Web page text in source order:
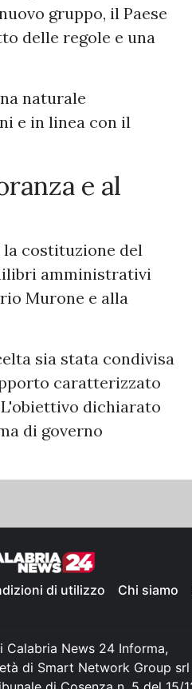
gruppo, il Paese
delle regole e una
naturale
e in linea con il
e al
costituzione del
amministrativi
Murone e alla
sia stata condivisa
caratterizzato
dichiarato
di governo
di utilizzo Chi siamo
Calabria News 24 Informa,
di Smart Network Group srl